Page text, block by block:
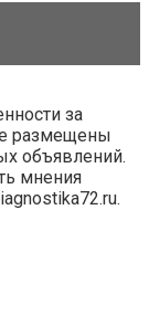
за
размещены
объявлений.
мнения